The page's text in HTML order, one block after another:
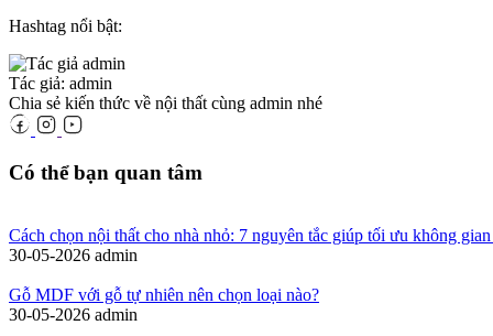
Hashtag nổi bật:
Tác giả: admin
Chia sẻ kiến thức về nội thất cùng admin nhé
Có thể bạn quan tâm
Cách chọn nội thất cho nhà nhỏ: 7 nguyên tắc giúp tối ưu không
30-05-2026 admin
Gỗ MDF với gỗ tự nhiên nên chọn loại nào?
30-05-2026 admin